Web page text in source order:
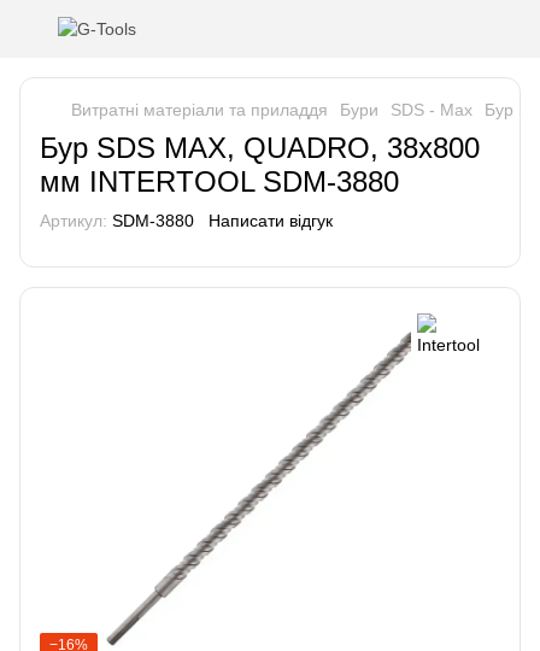
Витратні матеріали та приладдя Бури SDS - Max Бур
Бур SDS MAX, QUADRO, 38x800
мм INTERTOOL SDM-3880
Артикул: SDM-3880 Написати відгук
−16%